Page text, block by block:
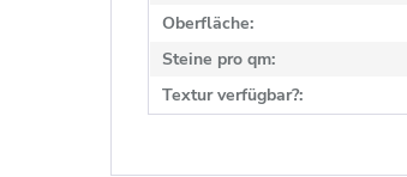
Oberfläche:
Steine pro qm:
Textur verfügbar?: